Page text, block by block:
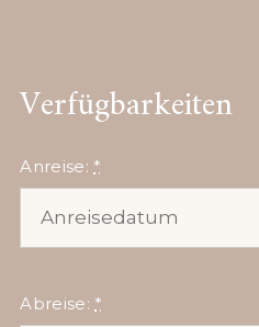
Verfügbarkeiten
Anreise: *
Abreise: *